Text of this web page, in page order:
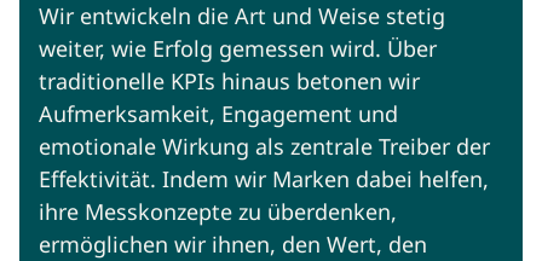
Wir entwickeln die Art und Weise stetig
weiter, wie Erfolg gemessen wird. Über
traditionelle KPIs hinaus betonen wir
Aufmerksamkeit, Engagement und
emotionale Wirkung als zentrale Treiber der
Effektivität. Indem wir Marken dabei helfen,
ihre Messkonzepte zu überdenken,
ermöglichen wir ihnen, den Wert, den